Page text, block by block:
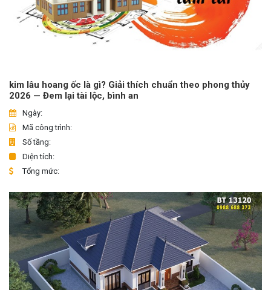
kim lâu hoang ốc là gì? Giải thích chuẩn theo phong thủy
2026 — Đem lại tài lộc, bình an
Ngày:
Mã công trình:
Số tầng:
Diện tích:
Tổng mức: